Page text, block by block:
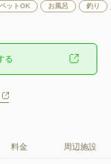
ペットOK お風呂 釣り
る
料金 周辺施設